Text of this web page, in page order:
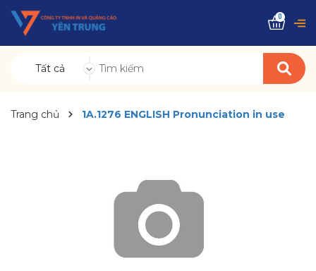
Tất cả
0
Trang chủ 1A.1276 ENGLISH Pronunciation in use